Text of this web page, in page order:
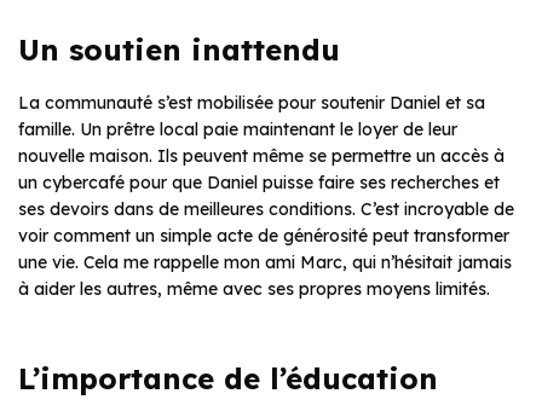
Un soutien inattendu
La communauté s’est mobilisée pour soutenir Daniel et sa
famille. Un prêtre local paie maintenant le loyer de leur
nouvelle maison. Ils peuvent même se permettre un accès à
un cybercafé pour que Daniel puisse faire ses recherches et
ses devoirs dans de meilleures conditions. C’est incroyable de
voir comment un simple acte de générosité peut transformer
une vie. Cela me rappelle mon ami Marc, qui n’hésitait jamais
à aider les autres, même avec ses propres moyens limités.
L’importance de l’éducation